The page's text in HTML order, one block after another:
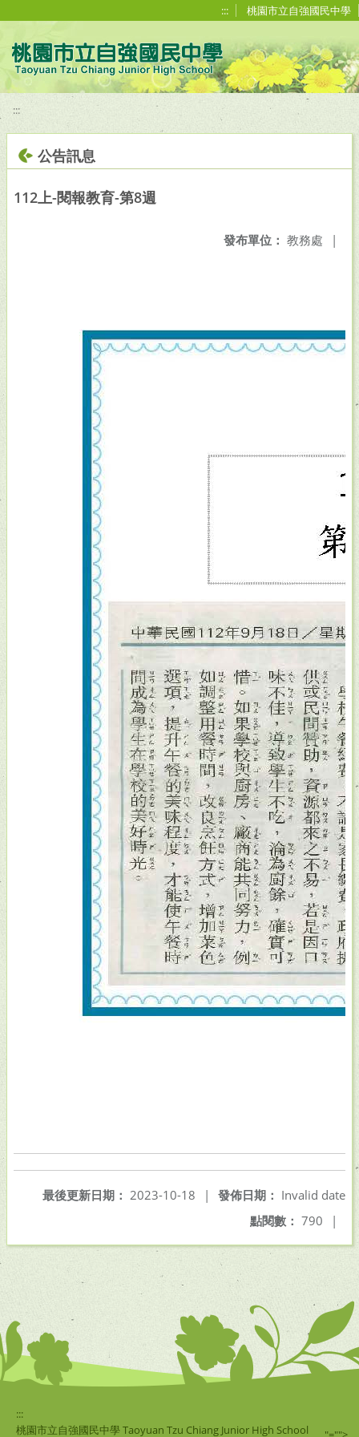
::: 桃園市立自強國民中學
:::
公告訊息
112上-閱報教育-第8週
發布單位： 教務處 |
發佈日期： Invalid date
最後更新日期： 2023-10-18
|
點閱數： 790 |
:::
桃園市立自強國民中學 Taoyuan Tzu Chiang Junior High School